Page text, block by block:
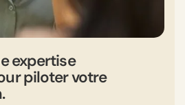
expertise
piloter votre